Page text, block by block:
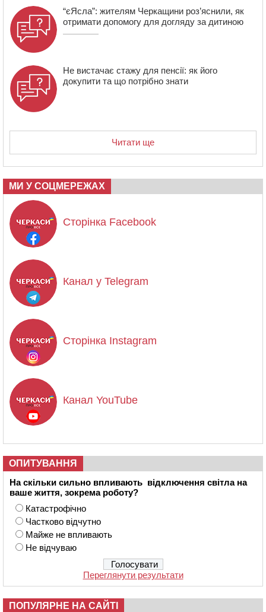
“єЯсла”: жителям Черкащини роз’яснили, як
отримати допомогу для догляду за дитиною
Не вистачає стажу для пенсії: як його
докупити та що потрібно знати
Читати ще
МИ У СОЦМЕРЕЖАХ
Сторінка Facebook
Канал у Telegram
Сторінка Instagram
Канал YouTube
ОПИТУВАННЯ
На скільки сильно впливають відключення світла на
ваше життя, зокрема роботу?
Катастрофічно
Частково відчутно
Майже не впливають
Не відчуваю
Переглянути результати
ПОПУЛЯРНЕ НА САЙТІ